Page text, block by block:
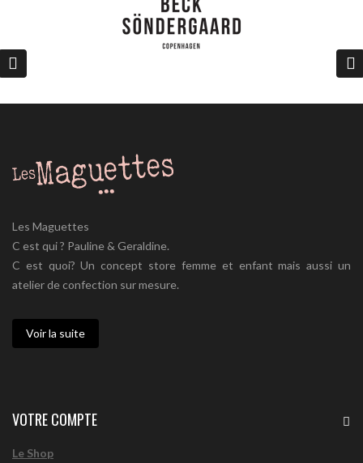
Les Maguettes
C est qui ? Pauline & Geraldine.
C est quoi? Un concept store femme et enfant mais aussi un
atelier de confection sur mesure.
Voir la suite
VOTRE COMPTE
Le Shop